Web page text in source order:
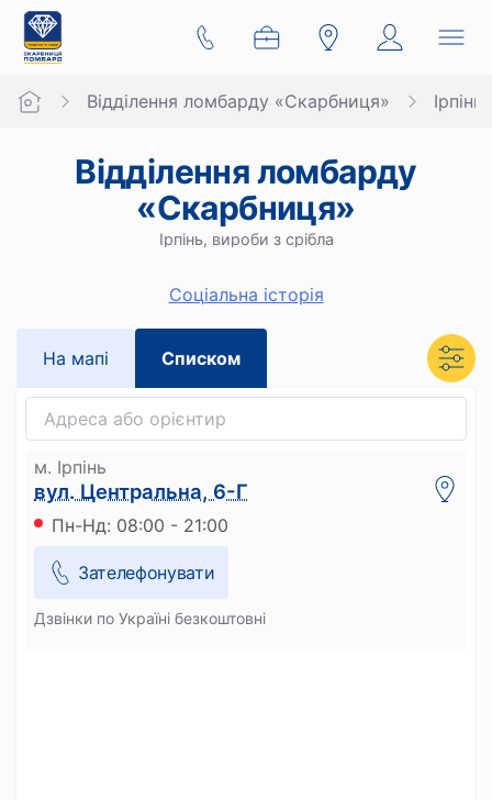
Відділення ломбарду «Скарбниця» Ірпінь
Відділення ломбарду
«Скарбниця»
Ірпінь, вироби з срібла
Cоціальна історія
На мапi Списком
м. Ірпінь
вул. Центральна, 6-Г
Пн-Нд: 08:00 - 21:00
Зателефонувати
Дзвінки по Україні безкоштовні